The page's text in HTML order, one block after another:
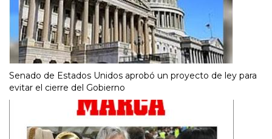
Senado de Estados Unidos aprobó un proyecto de ley para
evitar el cierre del Gobierno